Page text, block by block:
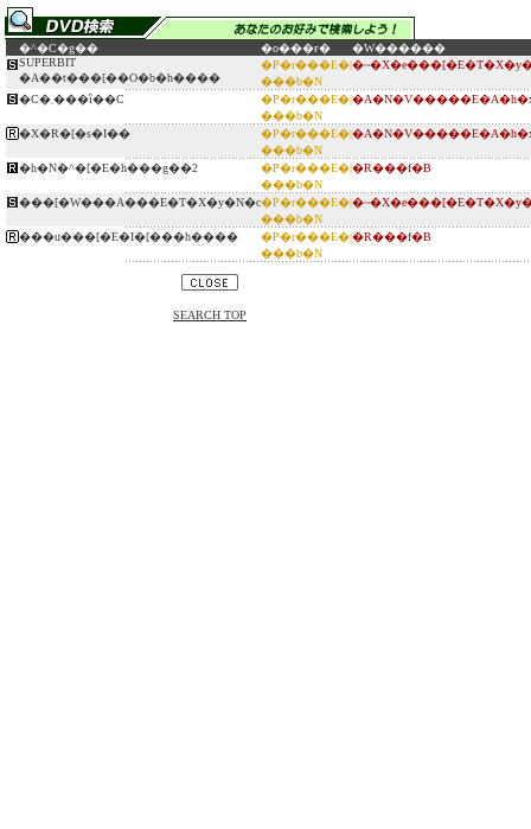
�^�C�g�� �o���ғ�
�W������
SUPERBIT
�A��t���[��O�b�h����
�P�r���E�|
���b�N
�C�܂���ȋ��C
�P�r���E�|
���b�N
�X�R�[�s�I��
�P�r���E�|
���b�N
�h�N�^�[�E�h���g��2
�P�r���E�|
���b�N
�R���f�B
���[�W���A���E�T�X�y�N�c�P�r���E�|
���b�N
���u���[�E�I�[���h����
�P�r���E�|
���b�N
�R���f�B
SEARCH TOP